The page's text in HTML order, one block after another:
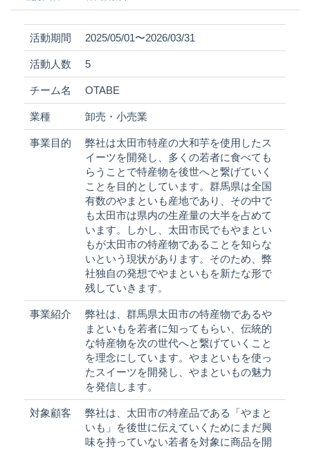
活動期間 2025/05/01〜2026/03/31
活動人数 5
チーム名 OTABE
業種 卸売・小売業
事業目的
弊社は太田市特産の大和芋を使用したス
イーツを開発し、多くの若者に食べても
らうことで特産物を後世へと繋げていく
ことを目的としています。群馬県は全国
有数のやまといも産地であり、その中で
も太田市は県内の生産量の大半を占めて
います。しかし、太田市民でもやまとい
もが太田市の特産物であることを知らな
いという現状があります。そのため、弊
社独自の発想でやまといもを新たな形で
残していきます。
事業紹介
弊社は、群馬県太田市の特産物であるや
まといもを若者に知ってもらい、伝統的
な特産物を次の世代へと繋げていくこと
を理念にしています。やまといもを使っ
たスイーツを開発し、やまといもの魅力
を発信します。
対象顧客
弊社は、太田市の特産品である「やまと
いも」を後世に伝えていくためにまだ興
味を持っていない若者を対象に商品を開